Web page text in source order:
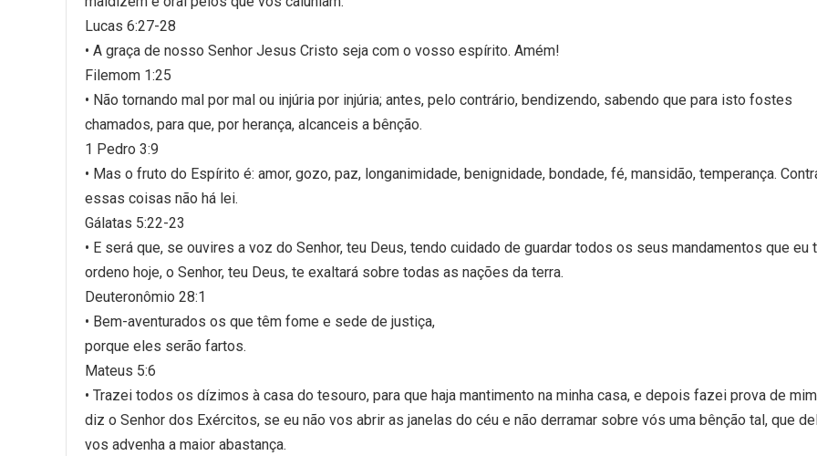
Lucas 6:27-28
• A graça de nosso Senhor Jesus Cristo seja com o vosso espírito. Amém!
Filemom 1:25
• Não tornando mal por mal ou injúria por injúria; antes, pelo contrário, bendizendo, sabendo que para isto fostes
chamados, para que, por herança, alcanceis a bênção.
1 Pedro 3:9
• Mas o fruto do Espírito é: amor, gozo, paz, longanimidade, benignidade, bondade, fé, mansidão, temperança.
essas coisas não há lei.
Gálatas 5:22-23
• E será que, se ouvires a voz do Senhor, teu Deus, tendo cuidado de guardar todos os seus mandamentos que eu
ordeno hoje, o Senhor, teu Deus, te exaltará sobre todas as nações da terra.
Deuteronômio 28:1
• Bem-aventurados os que têm fome e sede de justiça,
porque eles serão fartos.
Mateus 5:6
• Trazei todos os dízimos à casa do tesouro, para que haja mantimento na minha casa, e depois fazei prova de
diz o Senhor dos Exércitos, se eu não vos abrir as janelas do céu e não derramar sobre vós uma bênção tal, que
vos advenha a maior abastança.